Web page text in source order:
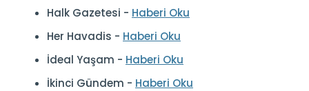
Halk Gazetesi - Haberi Oku
Her Havadis - Haberi Oku
İdeal Yaşam - Haberi Oku
İkinci Gündem - Haberi Oku